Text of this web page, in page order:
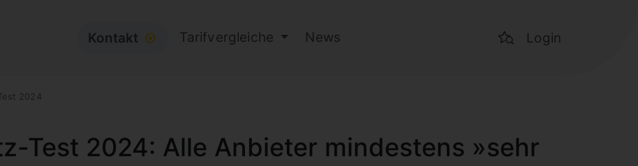
Kontakt ⦿ Tarifvergleiche News Login
2024
Test 2024: Alle Anbieter mindestens »sehr